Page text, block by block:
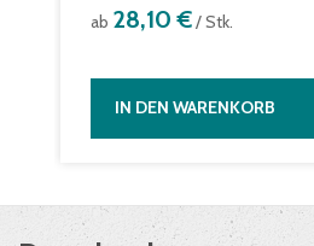
ab 28,10 €/ Stk.
IN DEN WARENKORB